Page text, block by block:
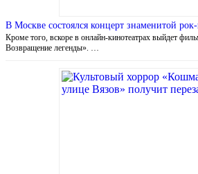
В Москве состоялся концерт знаменитой
Кроме того, вскоре в онлайн-кинотеатрах выйдет
Возвращение легенды». …